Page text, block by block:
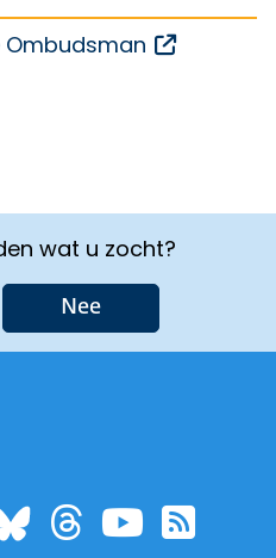
wat u zocht?
Nee
pagina van
de pagina
de
naar de
Ga naar de
Ga naar
Ga